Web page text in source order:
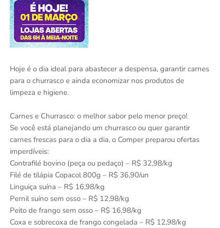
Hoje é o dia ideal para abastecer a despensa, garantir carnes
para o churrasco e ainda economizar nos produtos de
limpeza e higiene.
Carnes e Churrasco: o melhor sabor pelo menor preço!
Se você está planejando um churrasco ou quer garantir
carnes frescas para o dia a dia, o Comper preparou ofertas
imperdíveis:
Contrafilé bovino (peça ou pedaço) – R$ 32,98/kg
Filé de tilápia Copacol 800g – R$ 36,90/un
Linguiça suína – R$ 16,98/kg
Pernil suíno sem osso – R$ 12,98/kg
Peito de frango sem osso – R$ 16,98/kg
Coxa e sobrecoxa de frango congelada – R$ 12,98/kg